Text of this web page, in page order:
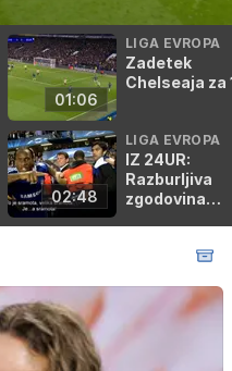
01:06
LIGA EVROPA
Zadetek
Chelseaja za
02:48
LIGA EVROPA
IZ 24UR:
Razburljiva
zgodovina
Barcelono